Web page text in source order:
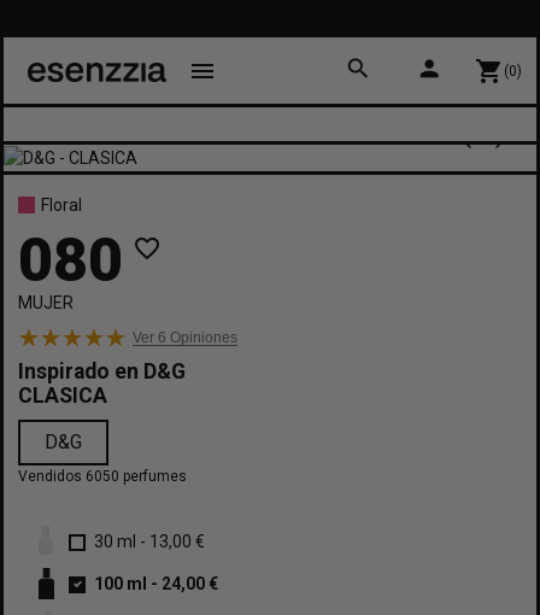
menu search person shopping_cart (0)
Floral
080 favorite_border
MUJER
Ver 6 Opiniones
Inspirado en D&G
CLASICA
D&G
Vendidos 6050 perfumes
30 ml - 13,00 €
100 ml - 24,00 €